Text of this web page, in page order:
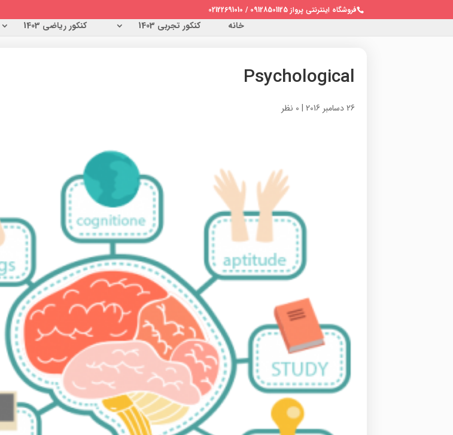
فروشگاه اینترنتی پرواز 09128501125 / 02122691010
خانه کنکور تجربی 1403 کنکور ریاضی 1403
Psychological
26 دسامبر 2016 | 0 نظر